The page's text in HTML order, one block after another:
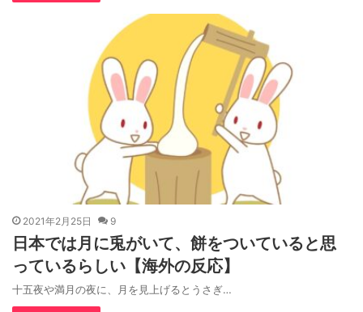
2021年2月25日 9
日本では月に兎がいて、餅をついていると思
っているらしい【海外の反応】
十五夜や満月の夜に、月を見上げるとうさぎ…